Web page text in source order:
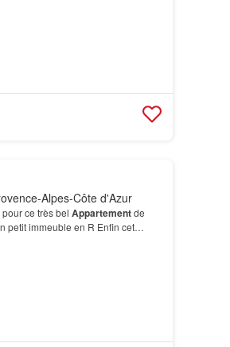
Alpes-Côte d'Azur
ce très bel Appartementde
petit immeuble en R Enfin cet
permettront…